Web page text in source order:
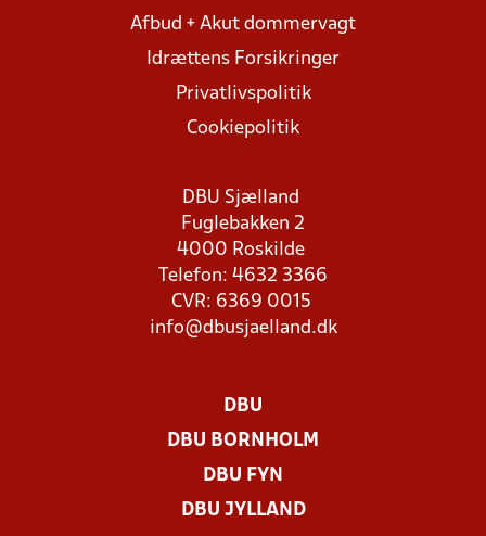
Afbud + Akut dommervagt
Idrættens Forsikringer
Privatlivspolitik
Cookiepolitik
DBU Sjælland
Fuglebakken 2
4000 Roskilde
Telefon: 4632 3366
CVR: 6369 0015
info@dbusjaelland.dk
DBU
DBU BORNHOLM
DBU FYN
DBU JYLLAND